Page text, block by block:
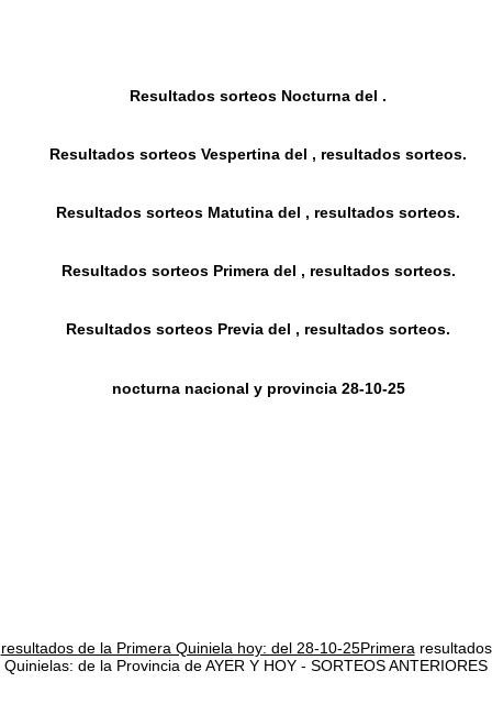
Resultados sorteos Nocturna del .
Resultados sorteos Vespertina del , resultados sorteos.
Resultados sorteos Matutina del , resultados sorteos.
Resultados sorteos Primera del , resultados sorteos.
Resultados sorteos Previa del , resultados sorteos.
nocturna nacional y provincia 28-10-25
resultados de la Primera Quiniela hoy: del 28-10-25Primera resultados
Quinielas: de la Provincia de AYER Y HOY - SORTEOS ANTERIORES